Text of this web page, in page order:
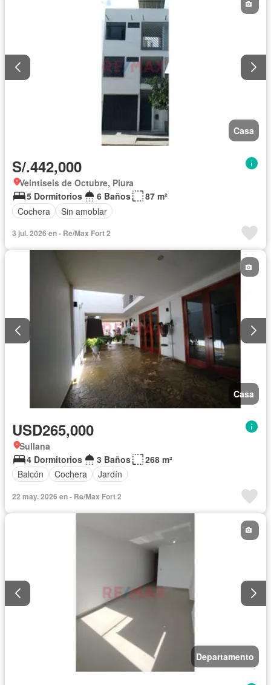
Casa
S/.442,000
Veintiseis de Octubre, Piura
5 Dormitorios
6 Baños
87 m²
Cochera
Sin amoblar
3 jul. 2026 en - Re/Max Fort 2
Casa
USD265,000
Sullana
4 Dormitorios
3 Baños
268 m²
Balcón
Cochera Jardín
22 may. 2026 en - Re/Max Fort 2
Departamento